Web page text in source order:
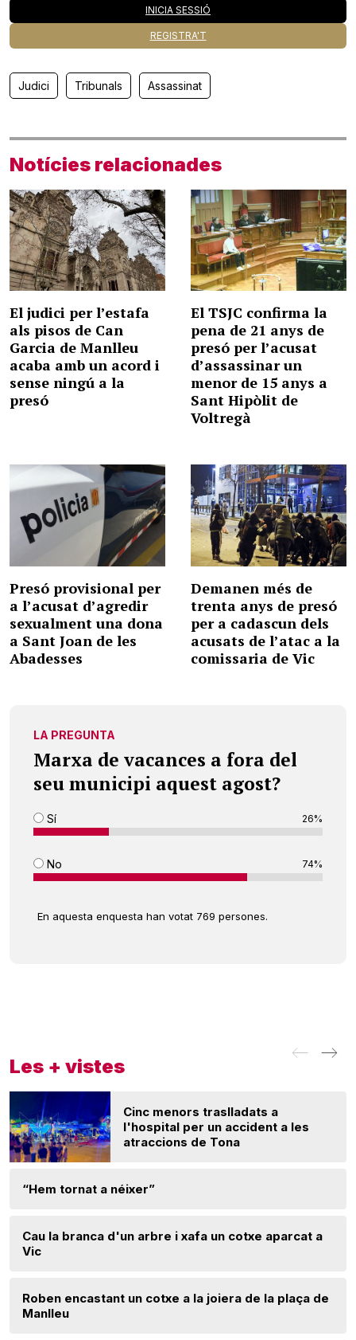
INICIA SESSIÓ
REGISTRA'T
Judici Tribunals Assassinat
Notícies relacionades
El judici per l’estafa
als pisos de Can
Garcia de Manlleu
acaba amb un acord i
sense ningú a la
presó
El TSJC confirma la
pena de 21 anys de
presó per l’acusat
d’assassinar un
menor de 15 anys a
Sant Hipòlit de
Voltregà
Presó provisional per
a l’acusat d’agredir
sexualment una dona
a Sant Joan de les
Abadesses
Demanen més de
trenta anys de presó
per a cadascun dels
acusats de l’atac a la
comissaria de Vic
LA PREGUNTA
Marxa de vacances a fora del
seu municipi aquest agost?
Sí 26%
No 74%
En aquesta enquesta han votat 769 persones.
Les + vistes
Cinc menors traslladats a
l'hospital per un accident a les
atraccions de Tona
“Hem tornat a néixer”
Cau la branca d'un arbre i xafa un cotxe aparcat a
Vic
Roben encastant un cotxe a la joiera de la plaça de
Manlleu